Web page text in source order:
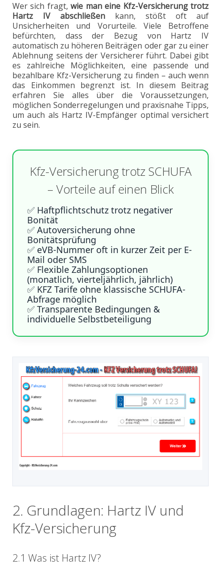
Wer sich fragt,wie man eine Kfz-Versicherung trotz
Hartz IV abschließen kann, stößt oft auf
Unsicherheiten und Vorurteile. Viele Betroffene
befürchten, dass der Bezug von Hartz IV
automatisch zu höheren Beiträgen oder gar zu einer
Ablehnung seitens der Versicherer führt. Dabei gibt
es zahlreiche Möglichkeiten, eine passende und
bezahlbare Kfz-Versicherung zu finden – auch wenn
das Einkommen begrenzt ist. In diesem Beitrag
erfahren Sie alles über die Voraussetzungen,
möglichen Sonderregelungen und praxisnahe Tipps,
um auch als Hartz IV-Empfänger optimal versichert
zu sein.
Kfz-Versicherung trotz SCHUFA
– Vorteile auf einen Blick
✅ Haftpflichtschutz trotz negativer
Bonität
✅ Autoversicherung ohne
Bonitätsprüfung
✅ eVB-Nummer oft in kurzer Zeit per E-
Mail oder SMS
✅ Flexible Zahlungsoptionen
(monatlich, vierteljährlich, jährlich)
✅ KFZ Tarife ohne klassische SCHUFA-
Abfrage möglich
✅ Transparente Bedingungen &
individuelle Selbstbeteiligung
2. Grundlagen: Hartz IV und
Kfz-Versicherung
2.1 Was ist Hartz IV?